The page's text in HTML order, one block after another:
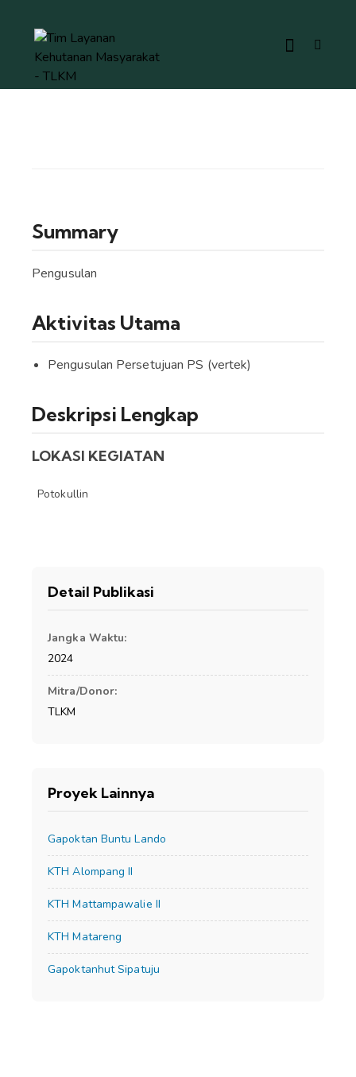
Summary
Pengusulan
Aktivitas Utama
Pengusulan Persetujuan PS (vertek)
Deskripsi Lengkap
LOKASI KEGIATAN
Potokullin
Detail Publikasi
Jangka Waktu:
2024
Mitra/Donor:
TLKM
Proyek Lainnya
Gapoktan Buntu Lando
KTH Alompang II
KTH Mattampawalie II
KTH Matareng
Gapoktanhut Sipatuju